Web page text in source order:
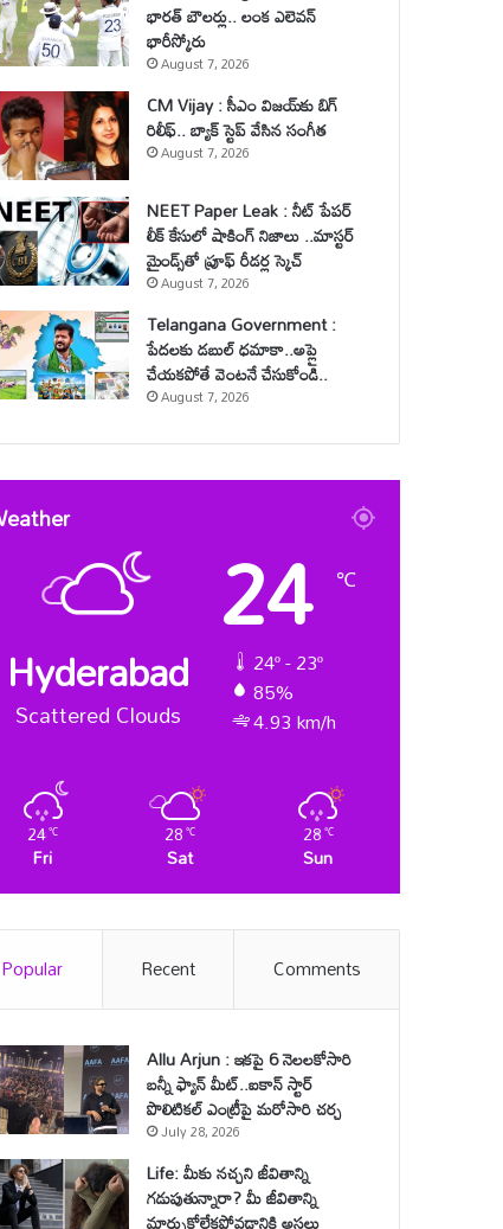
భారత్ బౌలర్లు.. లంక ఎలెవన్
భారీస్కోరు
August 7, 2026
CM Vijay : సీఎం విజయ్‌కు బిగ్
రిలీఫ్.. బ్యాక్ స్టెప్ వేసిన సంగీత
August 7, 2026
NEET Paper Leak : నీట్ పేపర్
లీక్ కేసులో షాకింగ్ నిజాలు ..మాస్టర్
మైండ్స్‌తో ప్రూఫ్ రీడర్ల స్కెచ్
August 7, 2026
Telangana Government :
పేదలకు డబుల్ ధమాకా..అప్లై
చేయకపోతే వెంటనే చేసుకోండి..
August 7, 2026
Hyderabad
Scattered Clouds
24 ℃
24º - 23º
85%
4.93 km/h
24℃
Fri
28℃
Sat
28℃
Sun
Popular Recent Comments
Allu Arjun : ఇకపై 6 నెలలకోసారి
బన్నీ ఫ్యాన్ మీట్..ఐకాన్ స్టార్
పొలిటికల్ ఎంట్రీపై మరోసారి చర్చ
July 28, 2026
Life: మీకు నచ్చని జీవితాన్ని
గడుపుతున్నారా? మీ జీవితాన్ని